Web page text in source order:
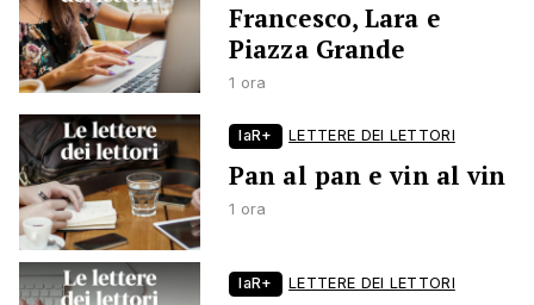
Francesco, Lara e
Piazza Grande
1 ora
laR+ LETTERE DEI LETTORI
Pan al pan e vin al vin
1 ora
laR+ LETTERE DEI LETTORI